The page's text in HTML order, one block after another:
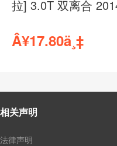
感型 2018
Â¥6.98ä¸‡
相关声明
法律声明